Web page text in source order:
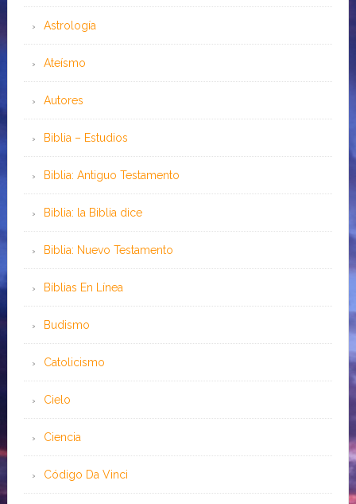
Astrología
Ateísmo
Autores
Biblia – Estudios
Biblia: Antiguo Testamento
Biblia: la Biblia dice
Biblia: Nuevo Testamento
Bíblias En Línea
Budismo
Catolicismo
Cielo
Ciencia
Código Da Vinci